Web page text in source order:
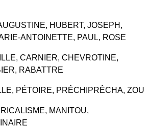
HUBERT, JOSEPH,
ANTOINETTE, PAUL, ROSE
CARNIER, CHEVROTINE,
RABATTRE
PÉTOIRE, PRÊCHIPRÊCHA, ZOU
MANITOU,